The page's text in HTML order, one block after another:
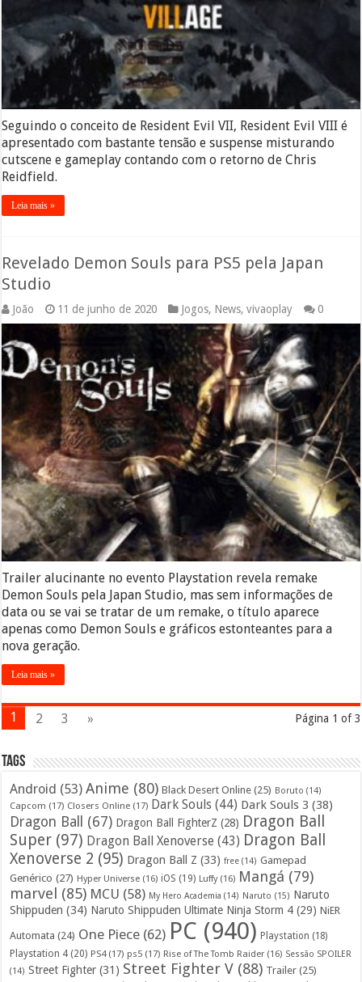
Seguindo o conceito de Resident Evil VII, Resident Evil VIII é
apresentado com bastante tensão e suspense misturando
cutscene e gameplay contando com o retorno de Chris
Reidfield.
Leia mais »
Revelado Demon Souls para PS5 pela Japan
Studio
João 11 de junho de 2020 Jogos, News,vivaoplay 0
Trailer alucinante no evento Playstation revela remake
Demon Souls pela Japan Studio, mas sem informações de
data ou se vai se tratar de um remake, o título aparece
apenas como Demon Souls e gráficos estonteantes para a
nova geração.
Leia mais »
Página 1 of 3
1 2 3 »
Tags
Android (53) Anime (80) Black Desert Online (25) Boruto (14)
Capcom (17) Closers Online (17) Dark Souls (44) Dark Souls 3 (38)
Dragon Ball (67) Dragon Ball FighterZ (28) Dragon Ball
Super (97) Dragon Ball Xenoverse (43) Dragon Ball
Xenoverse 2 (95) Dragon Ball Z (33) free (14) Gamepad
Genérico (27) Hyper Universe (16) iOS (19) Luffy(16) Mangá (79)
marvel (85) MCU (58) My Hero Academia (14) Naruto (15) Naruto
Shippuden (34) Naruto Shippuden Ultimate Ninja Storm 4 (29) NiER
Automata (24) One Piece (62) PC (940) Playstation (18)
Playstation 4 (20) PS4(17) ps5 (17) Rise of The Tomb Raider (16) Sessão SPOILER
(14) Street Fighter (31) Street Fighter V (88) Trailer (25)